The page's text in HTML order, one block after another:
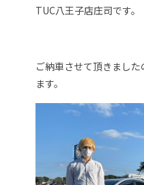
TUC八王子店庄司です。
ご納車させて頂きまし
ます。